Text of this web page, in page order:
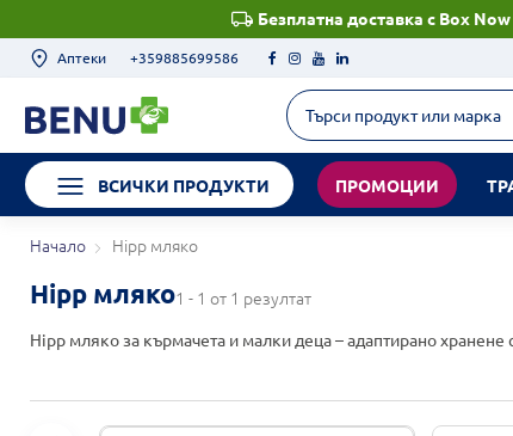
Безплатна доставка с Box Now
Аптеки +359885699586
ВСИЧКИ ПРОДУКТИ ПРОМОЦИИ
Начало Hipp мляко
Hipp мляко1 - 1 от 1 резултат
Hipp мляко за кърмачета и малки деца – адаптирано хранене